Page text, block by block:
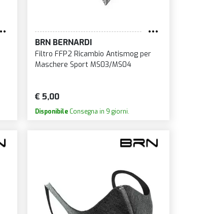
BRN BERNARDI
Filtro FFP2 Ricambio Antismog per
Maschere Sport MS03/MS04
€ 5,00
DisponibileConsegna in 9 giorni.